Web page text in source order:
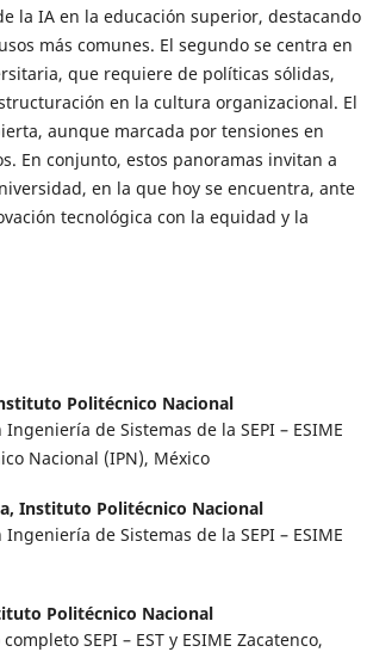
la IA en la educación superior, destacando
más comunes. El segundo se centra en
que requiere de políticas sólidas,
en la cultura organizacional. El
aunque marcada por tensiones en
En conjunto, estos panoramas invitan a
en la que hoy se encuentra, ante
tecnológica con la equidad y la
Politécnico Nacional
de Sistemas de la SEPI – ESIME
Nacional (IPN), México
Instituto Politécnico Nacional
de Sistemas de la SEPI – ESIME
Politécnico Nacional
SEPI – EST y ESIME Zacatenco,